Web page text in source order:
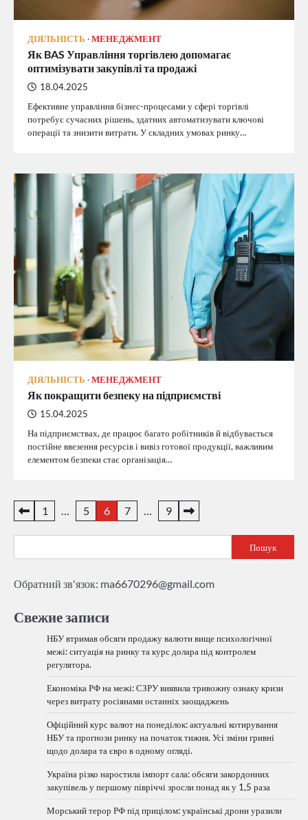
ДІЯЛЬНІСТЬ МЕНЕДЖМЕНТ
Як BAS Управління торгівлею допомагає
оптимізувати закупівлі та продажі
18.04.2025
Ефективне управління бізнес-процесами у сфері торгівлі
потребує сучасних рішень, здатних автоматизувати ключові
операції та знизити витрати. У складних умовах ринку…
ДІЯЛЬНІСТЬ МЕНЕДЖМЕНТ
Як покращити безпеку на підприємстві
15.04.2025
На підприємствах, де працює багато робітників й відбувається
постійне ввезення ресурсів і вивіз готової продукції, важливим
елементом безпеки стає організація…
Пагінація
записів
1 … 5 6 7 … 9
Пошук
Обратний зв'язок: ma6670296@gmail.com
Свежие записи
НБУ втримав обсяги продажу валюти вище психологічної
межі: ситуація на ринку та курс долара під контролем
регулятора.
Економіка РФ на межі: СЗРУ виявила тривожну ознаку кризи
через витрату росіянами останніх заощаджень
Офіційний курс валют на понеділок: актуальні котирування
НБУ та прогнози ринку на початок тижня. Усі зміни гривні
щодо долара та євро в одному огляді.
Україна різко наростила імпорт сала: обсяги закордонних
закупівель у першому півріччі зросли понад як у 1,5 раза
Морський терор РФ під прицілом: українські дрони уразили